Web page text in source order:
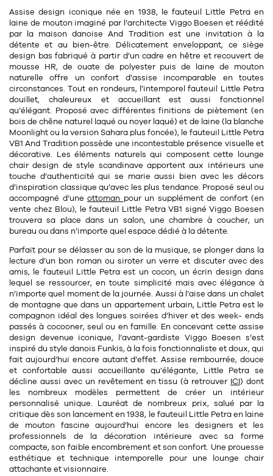
Boîte
Corbeille
Poubelle
Range document
Divers
textile 132
Coussin
Créature
Literie
Plaid
Tapis
Rideau de douche
Divers
bougie35
Bougie
Candélabre
Bougeoirs
Divers
Rallonges
Table
Table basse
Tréteaux
Table d'appoint
pour le bureau39
Chaises de bureau
Bureau
Meuble à clapets
pour la chambre 15
Commode
Chevet
Set de table
Tablier
Toile enduite au mètre
Torchon
sel et poivre14
divers25
objets ludiques11
Travail d'artiste
librairie
Livre
Revue
Divers
Housse, étui, coque
Divers
décoration1
Vases
Assise design iconique née en 1938, le fauteuil Little Petra en
laine de mouton imaginé par l’architecte Viggo Boesen et réédité
par la maison danoise And Tradition est une invitation à la
détente et au bien-être. Délicatement enveloppant, ce siège
design bas fabriqué à partir d’uncadre en hêtre et recouvert de
mousse HR, de ouate de polyesterpuis de laine de mouton
naturelle offre un confort d’assise incomparable en toutes
circonstances. Tout en rondeurs, l’intemporel fauteuil Little Petra
douillet, chaleureux et accueillant est aussi fonctionnel
qu’élégant. Proposé avec différentes finitions de piètement (en
bois de chêne naturel laqué ou noyer laqué) et de laine (la blanche
Moonlight ou la version Sahara plus foncée), le fauteuil Little Petra
VB1 And Tradition possède une incontestable présence visuelle et
décorative. Les éléments naturels qui composent cette lounge
chair design de style scandinave apportent aux intérieurs une
touche d’authenticité qui se marie aussi bien avec les décors
d’inspiration classique qu’avec les plus tendance. Proposé seul ou
accompagné d’une ottoman pour un supplément de confort (en
vente chez Blou), le fauteuil Little Petra VB1 signéViggo Boesen
trouvera sa place dans un salon, une chambre à coucher, un
bureau ou dans n’importe quel espace dédié à la détente.
Parfait pour se délasser au son de la musique, se plonger dans la
lecture d’un bon roman ou siroter un verre et discuter avec des
amis, le fauteuil Little Petra est un cocon, un écrin design dans
lequel se ressourcer, en toute simplicité mais avec élégance à
n’importe quel moment de la journée. Aussi à l’aise dans un chalet
de montagne que dans un appartement urbain, Little Petra est le
compagnon idéal des longues soirées d’hiver et des week- ends
passés à cocooner, seul ou en famille. En concevant cette assise
design devenue iconique, l’avant-gardiste Viggo Boesen s’est
inspiré du style danois Funkis, à la fois fonctionnaliste et doux, qui
fait aujourd’hui encore autant d’effet. Assise rembourrée, douce
et confortable aussi accueillante qu’élégante, Little Petra se
décline aussi avec un revêtement en tissu (à retrouver ICI) dont
les nombreux modèles permettent de créer un intérieur
personnalisé unique. Lauréat de nombreux prix, salué par la
critique dès son lancement en1938, le fauteuil Little Petra en laine
de mouton fascine aujourd’hui encore les designers et les
professionnels de la décoration intérieure avec sa forme
compacte, son faible encombrement et son confort. Une prouesse
esthétique et technique intemporelle pour une lounge chair
attachante et visionnaire.